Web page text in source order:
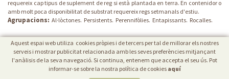
requereix cap tipus de suplement de reg si està plantada en terra. En contenidor o
amb molt poca disponibilitat de substrat requereix regs setmanals d'estiu.
Agrupacions: Al·lòctones. Persistents. Perennifòlies. Entapissants. Rocalles.
Aquest espai web utiliza cookies pròpies i de tercers per tal de millorar els nostres
serveis i mostrar publicitat relacionada amb les seves preferències mitjançant
l'anàlisis de la seva navegació. Si continua, entenem que accepta el seu ús. Pot
informar-se sobre la nostra política de cookies aquí